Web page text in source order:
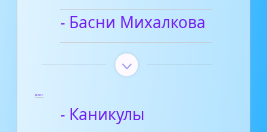
- Басни Михалкова
Блог
- Каникулы